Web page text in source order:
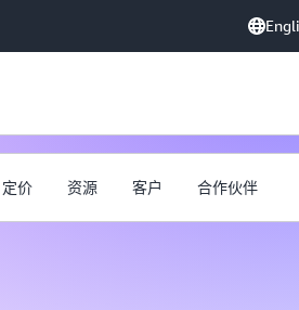
定价 资源 客户 合作伙伴